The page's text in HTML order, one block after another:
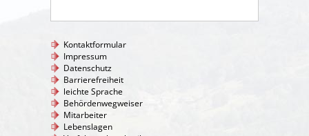
Kontaktformular
Impressum
Datenschutz
Barrierefreiheit
leichte Sprache
Behördenwegweiser
Mitarbeiter
Lebenslagen